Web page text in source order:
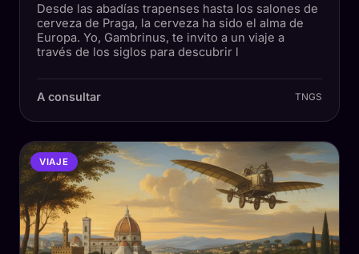
Desde las abadías trapenses hasta los salones de
cerveza de Praga, la cerveza ha sido el alma de
Europa. Yo, Gambrinus, te invito a un viaje a
través de los siglos para descubrir l
A consultar TNGS
VIAJE